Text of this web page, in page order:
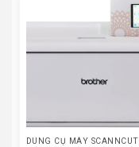
DUNG CỤ MÁY SCANNCUT